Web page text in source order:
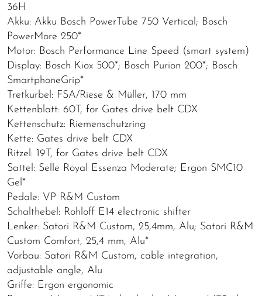
36H
Akku: Akku Bosch PowerTube 750 Vertical; Bosch
PowerMore 250*
Motor: Bosch Performance Line Speed (smart system)
Display: Bosch Kiox 500*; Bosch Purion 200*; Bosch
SmartphoneGrip*
Tretkurbel: FSA/Riese & Müller, 170 mm
Kettenblatt: 60T, for Gates drive belt CDX
Kettenschutz: Riemenschutzring
Kette: Gates drive belt CDX
Ritzel: 19T, for Gates drive belt CDX
Sattel: Selle Royal Essenza Moderate; Ergon SMC10
Gel*
Pedale: VP R&M Custom
Schalthebel: Rohloff E14 electronic shifter
Lenker: Satori R&M Custom, 25,4mm, Alu; Satori R&M
Custom Comfort, 25,4 mm, Alu*
Vorbau: Satori R&M Custom, cable integration,
adjustable angle, Alu
Griffe: Ergon ergonomic